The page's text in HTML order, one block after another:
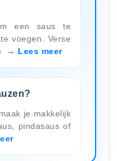
een saus te
voegen. Verse
Lees meer
je makkelijk
pindasaus of